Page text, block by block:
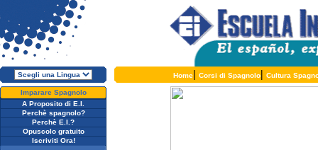
Home| Corsi di Spagnolo| Cultura
Imparare Spagnolo
A Proposito di E.I.
Perchè spagnolo?
Perchè E.I.?
Opuscolo gratuito
Iscriviti Ora!